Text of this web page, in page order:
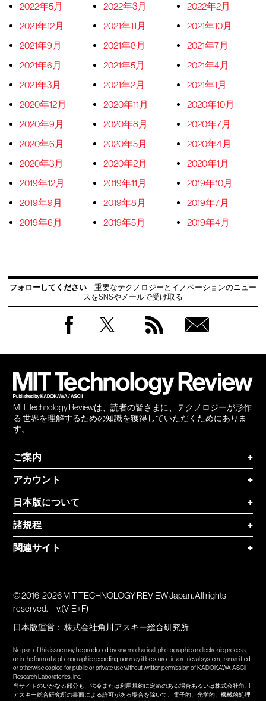
2022年5月
2022年3月
2022年2月
2021年12月
2021年11月
2021年10月
2021年9月
2021年8月
2021年7月
2021年6月
2021年5月
2021年4月
2021年3月
2021年2月
2021年1月
2020年12月
2020年11月
2020年10月
2020年9月
2020年8月
2020年7月
2020年6月
2020年5月
2020年4月
2020年3月
2020年2月
2020年1月
2019年12月
2019年11月
2019年10月
2019年9月
2019年8月
2019年7月
2019年6月
2019年5月 2019年4月
フォローしてください
重要なテクノロジーとイノベーションのニュー
スをSNSやメールで受け取る
MIT Technology Reviewは、読者の皆さまに、テクノロジーが形作
る 世界を理解するための知識を獲得していただくためにありま
す。
ご案内
+
アカウント
+
日本版について
+
諸規程
+
関連サイト
+
© 2016-2026 MIT TECHNOLOGY REVIEW Japan. All rights
reserved.
v.(V-E+F)
日本版運営：株式会社角川アスキー総合研究所
No part of this issue may be produced by any mechanical, photographic or electronic process,
or in the form of a phonographic recording, nor may it be stored in a retrieval system, transmitted
or otherwise copied for public or private use without written permission of KADOKAWA ASCII
Research Laboratories, Inc.
当サイトのいかなる部分も、法令または利用規約に定めのある場合あるいは株式会社角川
アスキー総合研究所の書面による許可がある場合を除いて、電子的、光学的、機械的処理